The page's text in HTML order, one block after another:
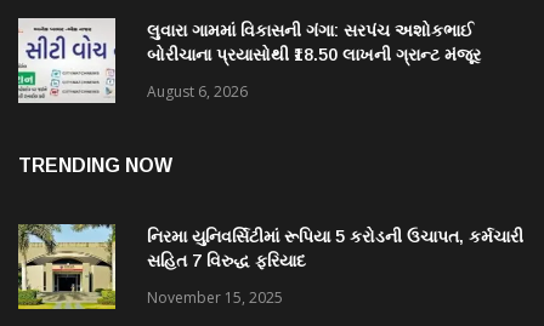
લુવારા ગામમાં વિકાસની ગંગા: સરપંચ અશોકભાઈ
બોરીચાના પ્રયાસોથી ₹18.50 લાખની ગ્રાન્ટ મંજૂર
August 6, 2026
TRENDING NOW
નિરમા યુનિવર્સિટીમાં રૂપિયા 5 કરોડની ઉચાપત, કર્મચારી
સહિત 7 વિરુદ્ધ ફરિયાદ
November 15, 2025